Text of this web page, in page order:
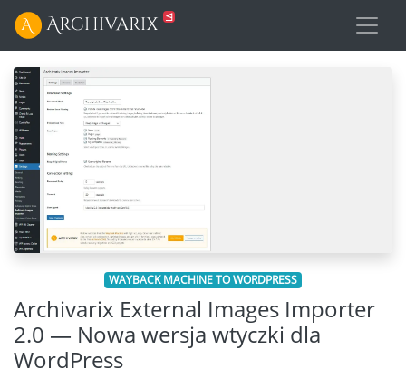
WAYBACK MACHINE TO WORDPRESS
Archivarix External Images Importer
2.0 — Nowa wersja wtyczki dla
WordPress